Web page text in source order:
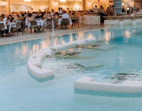
Parduotuvės
Pramogos ir sportas:
Nemokamai:
Buriavinas
Tinklinis
Kanoja